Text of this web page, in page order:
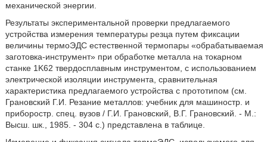
механической энергии.
Результаты экспериментальной проверки предлагаемого
устройства измерения температуры резца путем фиксации
величины термоЭДС естественной термопары «обрабатываемая
заготовка-инструмент» при обработке металла на токарном
станке 1K62 твердосплавным инструментом, с использованием
электрической изоляции инструмента, сравнительная
характеристика предлагаемого устройства с прототипом (см.
Грановский Г.И. Резание металлов: учебник для машиностр. и
приборостр. спец. вузов / Г.И. Грановский, В.Г. Грановский. - М.:
Высш. шк., 1985. - 304 с.) представлена в таблице.